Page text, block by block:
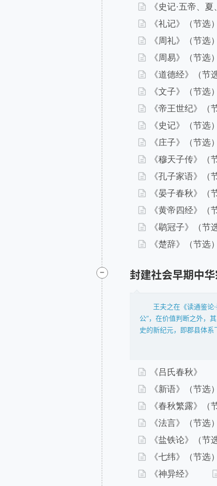
之事，却有新鲜之历史
收，校短量长。具体而
等，太史公所谓“其文不
在可靠史料的基础上进
“文明无不根旧迹而
物风俗，渊薮于此”。三
的根基，嗣后的思想流
开放，文化的独尊与包
的文明的走向，对华夏
规范，乃至个体的精神
上自然要求内在的一贯
样需要兼顾到出土材料
经验，可以成为科学而
一度被疑古学派质疑、
重光，疑古的风潮渐渐
《诗经》多被纳于文学
等，“经”的定义和位置
王阳明曾说“以事言
史”（《传习录》），李
清初学术之风韵，章学诚
料，从价值上判断将“经”
层面，除却具有经之地
代以上的、后人辑录的
芜存菁。出土的甲骨卜
部分新近的出土的尚未辑
《史记·五帝、
《礼记》（节选
《周礼》（节选
《周易》（节选
《道德经》（节
《文子》（节选
《帝王世纪》（
《史记》（节选
《庄子》（节选
《穆天子传》（
《孔子家语》（
《晏子春秋》（
《黄帝四经》（
《鹖冠子》（节
《楚辞》（节选
- 封建社会早期中
王夫之在《读通鉴论
公”，在价值判断之外，
史的新纪元，即郡县体
的宗教信仰形态也不得不
秦朝建立起与中央
朝初年大致也是趋同，
剔除秦朝的弊政，政治
界，文教权力让渡士大
圣王之所以为法。宗教
善的同时适时调整宗教
及导向政权合法性来源的
本卷的长编一方面
《吕氏春秋》
《新语》（节选
《春秋繁露》（
《法言》（节选
《盐铁论》（节
《七纬》（节选
《神异经》